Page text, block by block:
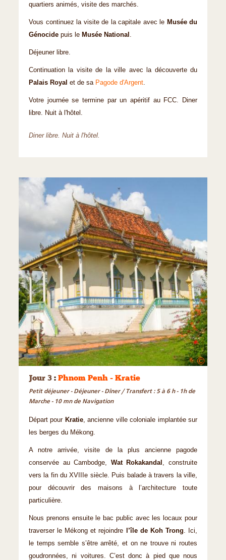
quartiers animés, visite des marchés.
Vous continuez la visite de la capitale avec le Musée du
Génocide puis le Musée National .
Déjeuner libre.
Continuation la visite de la ville avec la découverte du
Palais Royal et de sa Pagode d'Argent.
Votre journée se termine par un apéritif au FCC. Diner
libre. Nuit à l'hôtel.
Diner libre. Nuit à l'hôtel.
©
Jour 3 : Phnom Penh - Kratie
Petit déjeuner - Déjeuner - Dîner / Transfert : 5 à 6 h - 1h de
Marche - 10 mn de Navigation
Départ pour Kratie, ancienne ville coloniale implantée sur
les berges du Mékong.
A notre arrivée, visite de la plus ancienne pagode
conservée au Cambodge, Wat Rokakandal , construite
vers la fin du XVIIIe siècle. Puis balade à travers la ville,
pour découvrir des maisons à l’architecture toute
particulière.
Nous prenons ensuite le bac public avec les locaux pour
traverser le Mékong et rejoindre
l’île de Koh Trong. Ici,
le temps semble s’être arrêté, et on ne trouve ni routes
goudronnées, ni voitures. C’est donc à pied que nous